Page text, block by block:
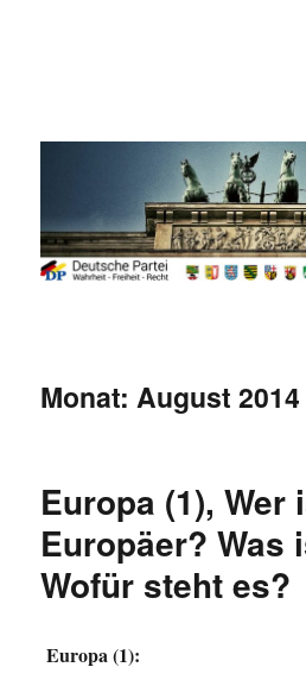
Monat:August 2014
Europa (1), Wer
Europäer? Was
Wofür steht es?
Europa (1):